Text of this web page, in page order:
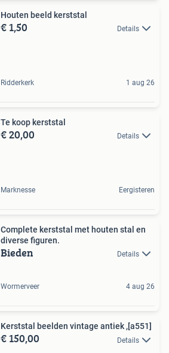
Houten beeld kerststal
€ 1,50 Details
Ridderkerk 1 aug 26
Te koop kerststal
€ 20,00 Details
Marknesse Eergisteren
Complete kerststal met houten stal en
diverse figuren.
Bieden Details
Wormerveer 4 aug 26
Kerststal beelden vintage antiek ,[a551]
€ 150,00 Details